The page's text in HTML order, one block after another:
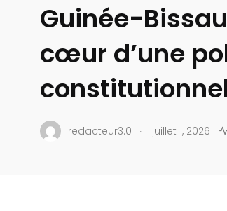
Guinée-
cœur d’une
redacteur3.0 . juillet 1, 2026